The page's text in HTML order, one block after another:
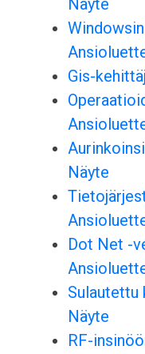
Näyte
Gis-
Näyte
Dot Net -
Sulautettu
Näyte
RF-